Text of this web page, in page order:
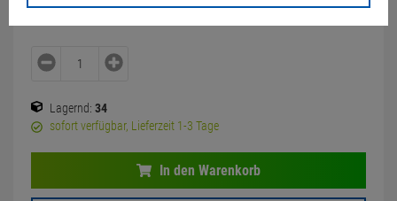
Lagernd: 34
sofort verfügbar, Lieferzeit 1-3 Tage
In den Warenkorb